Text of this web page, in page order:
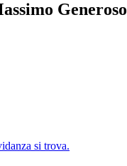
Generoso
si trova.